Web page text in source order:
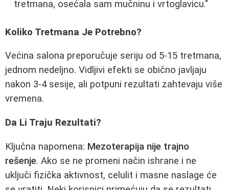
tretmana, osećala sam mučninu i vrtoglavicu."
Koliko Tretmana Je Potrebno?
Većina salona preporučuje seriju od 5-15 tretmana,
jednom nedeljno. Vidljivi efekti se obično javljaju
nakon 3-4 sesije, ali potpuni rezultati zahtevaju više
vremena.
Da Li Traju Rezultati?
Ključna napomena: Mezoterapija nije trajno
rešenje. Ako se ne promeni način ishrane i ne
uključi fizička aktivnost, celulit i masne naslage će